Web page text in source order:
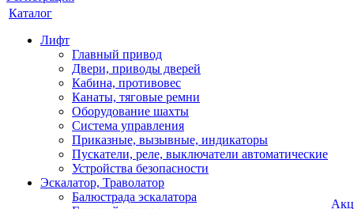
Каталог
Лифт
Главный привод
Двери, приводы дверей
Кабина, противовес
Канаты, тяговые ремни
Оборудование шахты
Система управления
Приказные, вызывные, индикаторы
Пускатели, реле, выключатели автоматические
Устройства безопасности
Эскалатор, Траволатор
Балюстрада эскалатора